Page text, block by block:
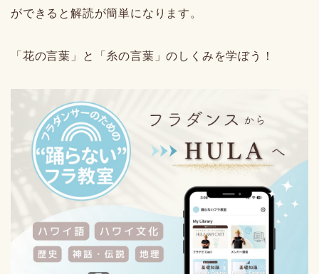
ができると解読が簡単になります。
「花の言葉」と「糸の言葉」のしくみを学ぼう！